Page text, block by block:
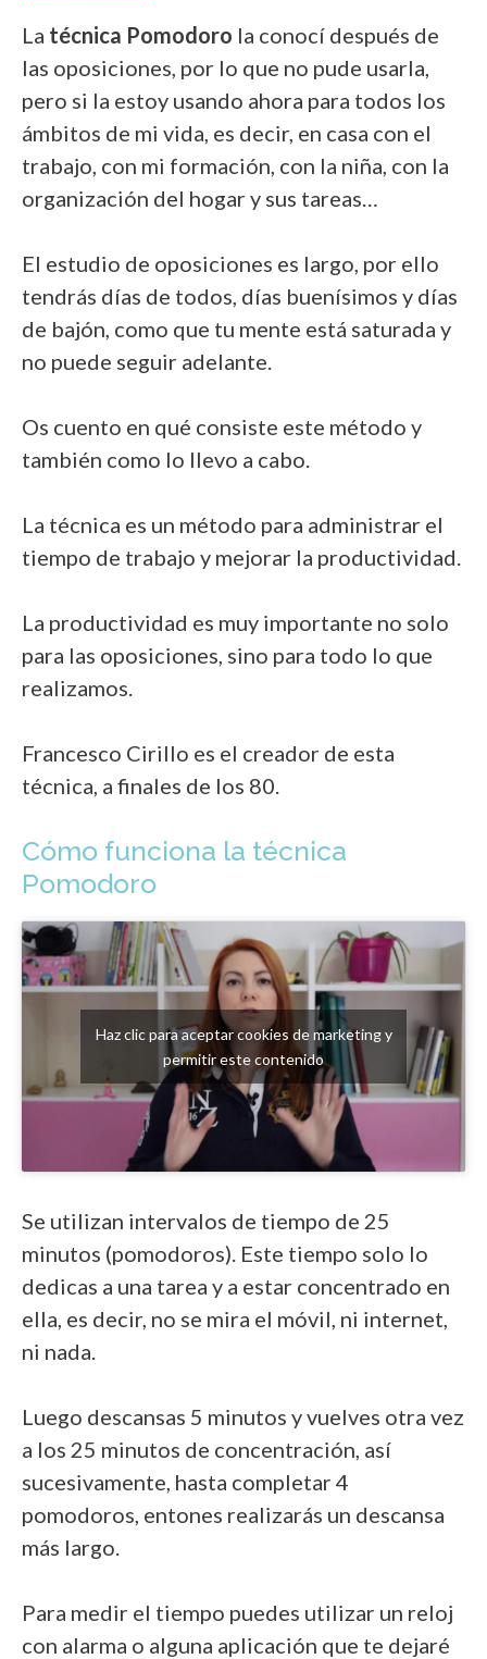
La técnica Pomodoro la conocí después de
las oposiciones, por lo que no pude usarla,
pero si la estoy usando ahora para todos los
ámbitos de mi vida, es decir, en casa con el
trabajo, con mi formación, con la niña, con la
organización del hogar y sus tareas…
El estudio de oposiciones es largo, por ello
tendrás días de todos, días buenísimos y días
de bajón, como que tu mente está saturada y
no puede seguir adelante.
Os cuento en qué consiste este método y
también como lo llevo a cabo.
La técnica es un método para administrar el
tiempo de trabajo y mejorar la productividad.
La productividad es muy importante no solo
para las oposiciones, sino para todo lo que
realizamos.
Francesco Cirillo es el creador de esta
técnica, a finales de los 80.
Cómo funciona la técnica
Pomodoro
Haz clic para aceptar cookies de marketing y
permitir este contenido
Se utilizan intervalos de tiempo de 25
minutos (pomodoros). Este tiempo solo lo
dedicas a una tarea y a estar concentrado en
ella, es decir, no se mira el móvil, ni internet,
ni nada.
Luego descansas 5 minutos y vuelves otra vez
a los 25 minutos de concentración, así
sucesivamente, hasta completar 4
pomodoros, entones realizarás un descansa
más largo.
Para medir el tiempo puedes utilizar un reloj
con alarma o alguna aplicación que te dejaré